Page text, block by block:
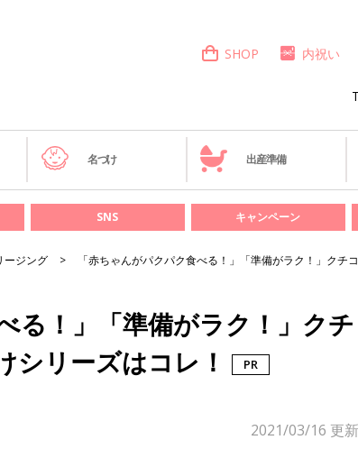
SHOP 内祝い
名づけ 出産準備
SNS キャンペーン
ジング 「赤ちゃんがパクパク食べる！」「準備がラク！」クチ
る！」「準備がラク！」クチ
シリーズはコレ！
2021/03/16 更新